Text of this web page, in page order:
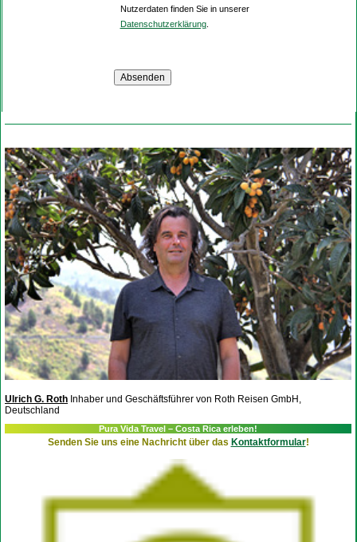
Nutzerdaten finden Sie in unserer
Datenschutzerklärung.
Ulrich G. Roth Inhaber und Geschäftsführer von Roth Reisen GmbH,
Deutschland
Pura Vida Travel – Costa Rica erleben!
Senden Sie uns eine Nachricht über das Kontaktformular!